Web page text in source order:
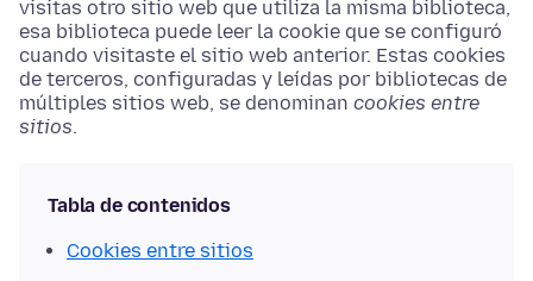
visitas otro sitio web que utiliza la misma biblioteca,
esa biblioteca puede leer la cookie que se configuró
cuando visitaste el sitio web anterior. Estas cookies
de terceros, configuradas y leídas por bibliotecas de
múltiples sitios web, se denominan cookies entre
sitios.
Tabla de contenidos
Cookies entre sitios